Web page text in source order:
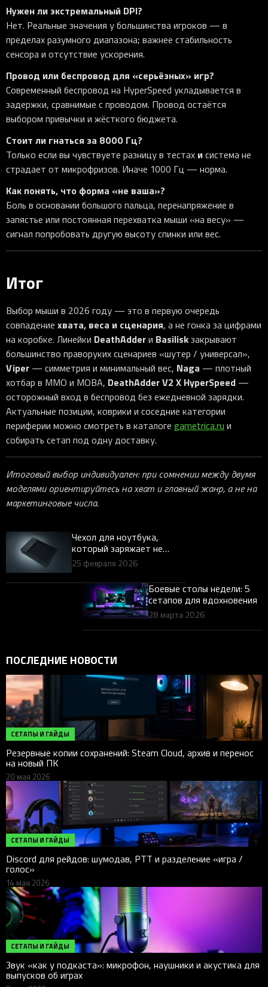
Нужен ли экстремальный DPI?
Нет. Реальные значения у большинства игроков — в
пределах разумного диапазона; важнее стабильность
сенсора и отсутствие ускорения.
Провод или беспровод для «серьёзных» игр?
Современный беспровод на HyperSpeed укладывается в
задержки, сравнимые с проводом. Провод остаётся
выбором привычки и жёсткого бюджета.
Стоит ли гнаться за 8000 Гц?
Только если вы чувствуете разницу в тестах исистема не
страдает от микрофризов. Иначе 1000 Гц — норма.
Как понять, что форма «не ваша»?
Боль в основании большого пальца, перенапряжение в
запястье или постоянная перехватка мыши «на весу» —
сигнал попробовать другую высоту спинки или вес.
Итог
Выбор мыши в 2026 году — это в первую очередь
совпадение хвата, веса и сценария, а не гонка за цифрами
на коробке. Линейки DeathAdderи Basiliskзакрывают
большинство праворуких сценариев «шутер / универсал»,
Viper — симметрия и минимальный вес, Naga — плотный
хотбар в MMO и MOBA, DeathAdder V2 X HyperSpeed —
осторожный вход в беспровод без ежедневной зарядки.
Актуальные позиции, коврики и соседние категории
периферии можно смотреть в каталоге gametrica.ru и
собирать сетап под одну доставку.
Итоговый выбор индивидуален: при сомнении между двумя
моделями ориентируйтесь на хват и главный жанр, а не на
маркетинговые числа.
Чехол для ноутбука,
который заряжает не
только ваш ноутбук
25 февраля 2026
Боевые столы недели: 5
сетапов для вдохновения
28 марта 2026
ПОСЛЕДНИЕ НОВОСТИ
СЕТАПЫ И ГАЙДЫ
Резервные копии сохранений: Steam Cloud, архив и перенос
на новый ПК
20 мая 2026
СЕТАПЫ И ГАЙДЫ
Discord для рейдов: шумодав, PTT и разделение «игра /
голос»
14 мая 2026
СЕТАПЫ И ГАЙДЫ
Звук «как у подкаста»: микрофон, наушники и акустика для
выпусков об играх